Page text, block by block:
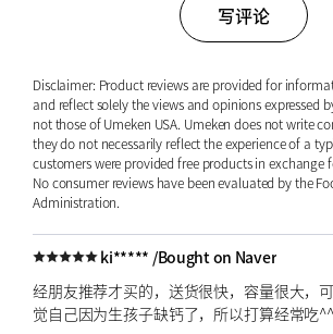
写评论
Disclaimer: Product reviews are provided for
and reflect solely the views and opinions expressed
not those of Umeken USA. Umeken does not write
they do not necessarily reflect the experience of a
customers were provided free products in exchange
No consumer reviews have been evaluated by the
Administration.
ki***** /Bought on Naver
经朋友推荐才买的，送货很快，容量很大，
觉自己因为生孩子缺钙了，所以打算经常吃^^